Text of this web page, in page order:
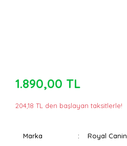
1.890,00 TL
204,18 TL den başlayan taksitlerle!
Marka Royal Canin